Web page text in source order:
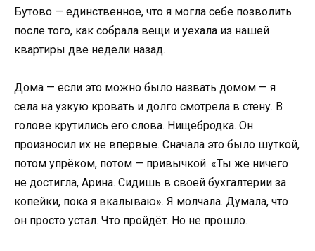
Бутово — единственное, что я могла себе позволить
после того, как собрала вещи и уехала из нашей
квартиры две недели назад.
Дома — если это можно было назвать домом — я
села на узкую кровать и долго смотрела в стену. В
голове крутились его слова. Нищебродка. Он
произносил их не впервые. Сначала это было шуткой,
потом упрёком, потом — привычкой. «Ты же ничего
не достигла, Арина. Сидишь в своей бухгалтерии за
копейки, пока я вкалываю». Я молчала. Думала, что
он просто устал. Что пройдёт. Но не прошло.